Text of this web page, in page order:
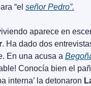
“el señor Pedro”.
aparece en
. Ha dado dos
En una acusa a
Conocía bien el
interna’ la detonaron